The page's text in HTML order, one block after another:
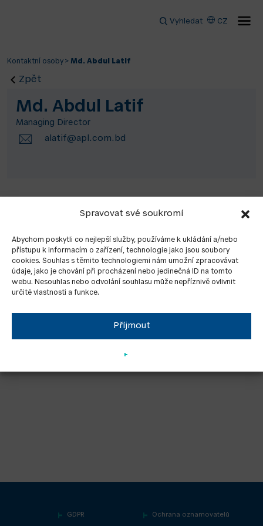
Spravovat své soukromí
Abychom poskytli co nejlepší služby, používáme k ukládání a/nebo
přístupu k informacím o zařízení, technologie jako jsou soubory
cookies. Souhlas s těmito technologiemi nám umožní zpracovávat
údaje, jako je chování při procházení nebo jedinečná ID na tomto
webu. Nesouhlas nebo odvolání souhlasu může nepříznivě ovlivnit
určité vlastnosti a funkce.
Příjmout
Vyhledat CZ
Kontaktní osoby > Md. Abdul Latif
Zpět
Md. Abdul Latif
Managing Director
alatif@apl.com.bd
GDPR Ochrana oznamovatelů